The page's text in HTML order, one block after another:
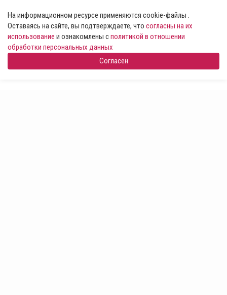
На информационном ресурсе применяются cookie-файлы .
Оставаясь на сайте, вы подтверждаете, что согласны на их
использование и ознакомлены сполитикой в отношении
обработки персональных данных
Согласен